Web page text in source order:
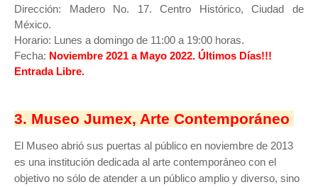
Dirección: Madero No. 17. Centro Histórico, Ciudad de
México.
Horario: Lunes a domingo de 11:00 a 19:00 horas.
Fecha: Noviembre 2021 a Mayo 2022. Últimos Días!!!
Entrada Libre.
3. Museo Jumex, Arte Contemporáneo
El Museo abrió sus puertas al público en noviembre de 2013
es una institución dedicada al arte contemporáneo con el
objetivo no sólo de atender a un público amplio y diverso, sino